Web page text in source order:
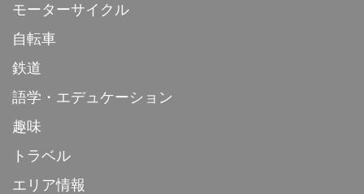
モーターサイクル
自転車
鉄道
語学・エデュケーション
趣味
トラベル
エリア情報